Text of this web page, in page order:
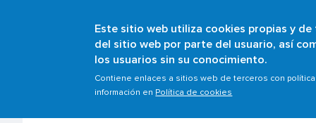
Este sitio web utiliza cookies propias y
del sitio web por parte del usuario, así
los usuarios sin su conocimiento.
Contiene enlaces a sitios web de terceros con
información en Política de cookies
BreadcrumbSafety Promotion